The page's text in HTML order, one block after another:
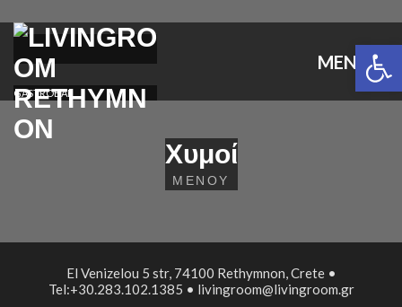
GASTROBAR
MENU
Χυμοί
ΜΕΝΟΎ
El Venizelou 5 str, 74100 Rethymnon, Crete •
Tel:+30.283.102.1385 • livingroom@livingroom.gr